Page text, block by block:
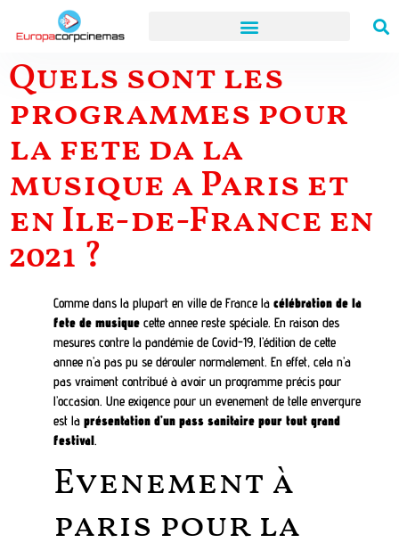
Quels sont les
programmes pour
la fete da la
musique a Paris et
en Ile-de-France en
2021 ?
Comme dans la plupart en ville de France la célébration de la
fete de musique cette annee reste spéciale. En raison des
mesures contre la pandémie de Covid-19, l’édition de cette
annee n’a pas pu se dérouler normalement. En effet, cela n’a
pas vraiment contribué à avoir un programme précis pour
l’occasion. Une exigence pour un evenement de telle envergure
est la présentation d’un pass sanitaire pour tout grand
festival.
Evenement à
paris pour la